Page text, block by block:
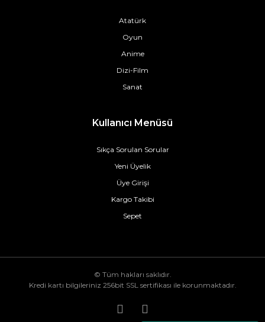
Atatürk
Oyun
Anime
Dizi-Film
Sanat
Kullanıcı Menüsü
Sıkça Sorulan Sorular
Yeni Üyelik
Üye Girişi
Kargo Takibi
Sepet
© Tüm hakları saklıdır.
Kredi kartı bilgileriniz 256bit SSL sertifikası ile korunmaktadır.